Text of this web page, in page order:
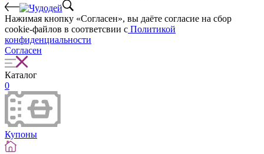
Нажимая кнопку «Согласен», вы даёте cогласие на сбор
cookie-файлов в соответсвии с Политикой
конфиденциальности
Согласен
Каталог
0
Купоны